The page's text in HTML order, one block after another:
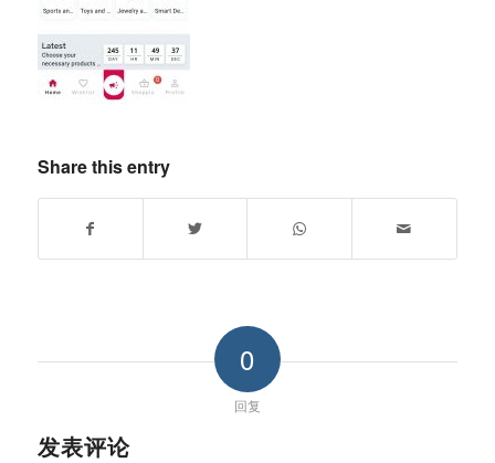
Share this entry
0
回复
发表评论